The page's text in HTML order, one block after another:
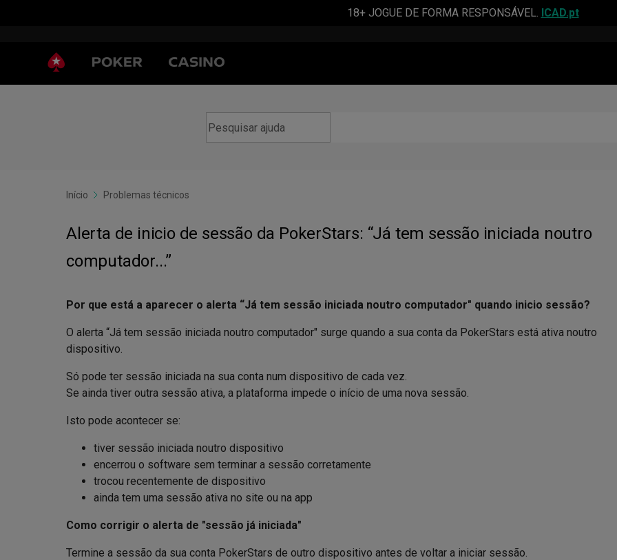
18+ JOGUE DE FORMA RESPONSÁVEL. ICAD.pt
Início Problemas técnicos
Alerta de inicio de sessão da PokerStars: “Já tem sessão iniciada noutro
computador...”
Por que está a aparecer o alerta “Já tem sessão iniciada noutro computador" quando inicio sessão?
O alerta “Já tem sessão iniciada noutro computador" surge quando a sua conta da PokerStars está ativa noutro
dispositivo.
Só pode ter sessão iniciada na sua conta num dispositivo de cada vez.
Se ainda tiver outra sessão ativa, a plataforma impede o início de uma nova sessão.
Isto pode acontecer se:
tiver sessão iniciada noutro dispositivo
encerrou o software sem terminar a sessão corretamente
trocou recentemente de dispositivo
ainda tem uma sessão ativa no site ou na app
Como corrigir o alerta de "sessão já iniciada"
Termine a sessão da sua conta PokerStars de outro dispositivo antes de voltar a iniciar sessão.